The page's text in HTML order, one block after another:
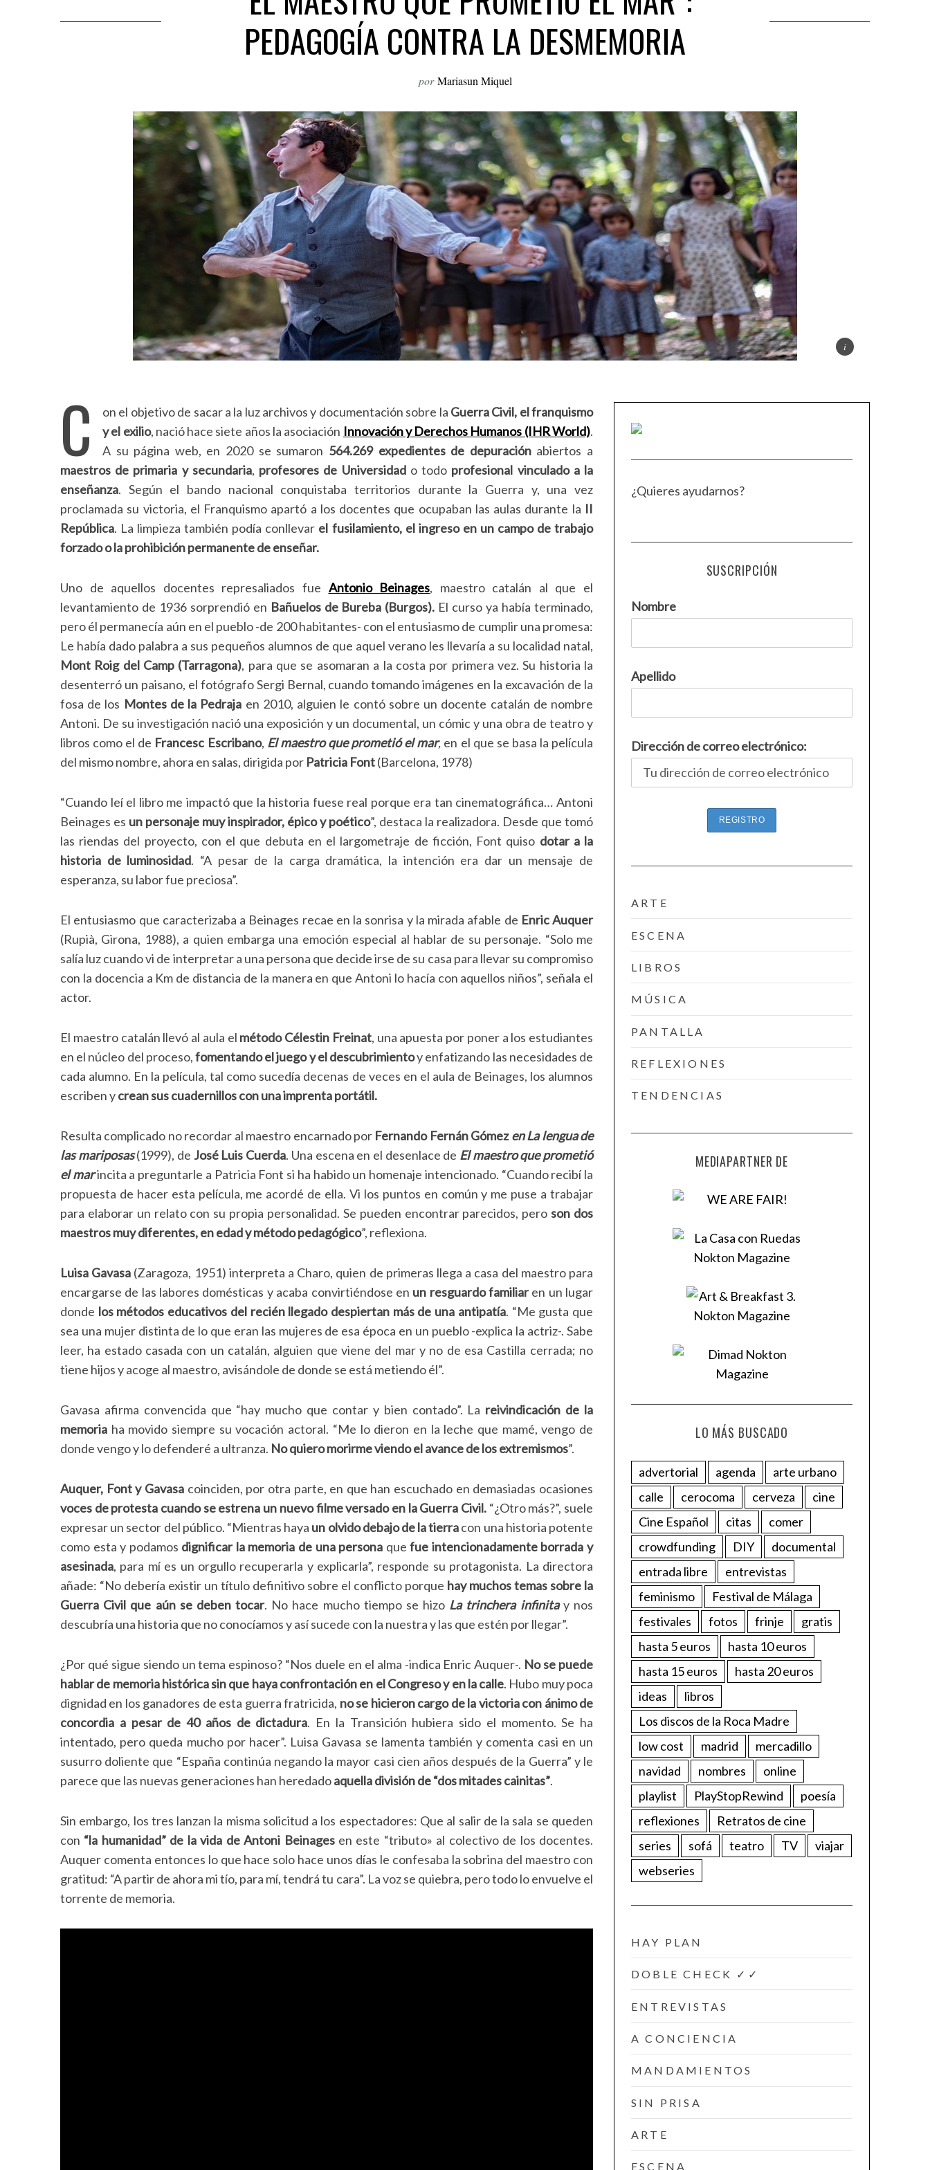
PEDAGOGÍA CONTRA LA DESMEMORIA
por Mariasun Miquel
C on el objetivo de sacar a la luz archivos y documentación sobre la Guerra Civil, el franquismo
y el exilio, nació hace siete años la asociación Innovación y Derechos Humanos (IHR World).
A su página web, en 2020 se sumaron 564.269 expedientes de depuraciónabiertos a
maestros de primaria y secundaria, profesores de Universidado todo profesional vinculado a la
enseñanza. Según el bando nacional conquistaba territorios durante la Guerra y, una vez
proclamada su victoria, el Franquismo apartó a los docentes que ocupaban las aulas durante la II
República. La limpieza también podía conllevar el fusilamiento, el ingreso en un campo de trabajo
forzado o la prohibición permanente de enseñar.
Uno de aquellos docentes represaliados fue Antonio Beinages, maestro catalán al que el
levantamiento de 1936 sorprendió en Bañuelos de Bureba (Burgos). El curso ya había terminado,
pero él permanecía aún en el pueblo -de 200 habitantes- con el entusiasmo de cumplir una promesa:
Le había dado palabra a sus pequeños alumnos de que aquel verano les llevaría a su localidad natal,
Mont Roig del Camp (Tarragona), para que se asomaran a la costa por primera vez. Su historia la
desenterró un paisano, el fotógrafo Sergi Bernal, cuando tomando imágenes en la excavación de la
fosa de los Montes de la Pedraja en 2010, alguien le contó sobre un docente catalán de nombre
Antoni. De su investigación nació una exposición y un documental, un cómic y una obra de teatro y
libros como el de Francesc Escribano, El maestro que prometió el mar, en el que se basa la película
del mismo nombre, ahora en salas, dirigida por Patricia Font(Barcelona, 1978)
“Cuando leí el libro me impactó que la historia fuese real porque era tan cinematográfica… Antoni
Beinages es un personaje muy inspirador, épico y poético”, destaca la realizadora. Desde que tomó
las riendas del proyecto, con el que debuta en el largometraje de ficción, Font quiso dotar a la
historia de luminosidad. “A pesar de la carga dramática, la intención era dar un mensaje de
esperanza, su labor fue preciosa”.
El entusiasmo que caracterizaba a Beinages recae en la sonrisa y la mirada afable de Enric Auquer
(Rupià, Girona, 1988), a quien embarga una emoción especial al hablar de su personaje. “Solo me
salía luz cuando vi de interpretar a una persona que decide irse de su casa para llevar su compromiso
con la docencia a Km de distancia de la manera en que Antoni lo hacía con aquellos niños”, señala el
actor.
El maestro catalán llevó al aula el método Célestin Freinat, una apuesta por poner a los estudiantes
en el núcleo del proceso,fomentando el juego y el descubrimientoy enfatizando las necesidades de
cada alumno. En la película, tal como sucedía decenas de veces en el aula de Beinages, los alumnos
escriben ycrean sus cuadernillos con una imprenta portátil.
Resulta complicado no recordar al maestro encarnado por Fernando Fernán Gómez en La lengua de
las mariposas(1999), de José Luis Cuerda. Una escena en el desenlace de El maestro que prometió
el marincita a preguntarle a Patricia Font si ha habido un homenaje intencionado. “Cuando recibí la
propuesta de hacer esta película, me acordé de ella. Vi los puntos en común y me puse a trabajar
para elaborar un relato con su propia personalidad. Se pueden encontrar parecidos, peroson dos
maestros muy diferentes, en edad y método pedagógico”, reflexiona.
Luisa Gavasa (Zaragoza, 1951) interpreta a Charo, quien de primeras llega a casa del maestro para
encargarse de las labores domésticas y acaba convirtiéndose en un resguardo familiaren un lugar
donde los métodos educativos del recién llegado despiertan más de una antipatía. “Me gusta que
sea una mujer distinta de lo que eran las mujeres de esa época en un pueblo -explica la actriz-. Sabe
leer, ha estado casada con un catalán, alguien que viene del mar y no de esa Castilla cerrada; no
tiene hijos y acoge al maestro, avisándole de donde se está metiendo él”.
Gavasa afirma convencida que “hay mucho que contar y bien contado”. La reivindicación de la
memoria ha movido siempre su vocación actoral. “Me lo dieron en la leche que mamé, vengo de
donde vengo y lo defenderé a ultranza. No quiero morirme viendo el avance de los extremismos”.
Auquer, Font y Gavasacoinciden, por otra parte, en que han escuchado en demasiadas ocasiones
voces de protesta cuando se estrena un nuevo filme versado en la Guerra Civil.“¿Otro más?”, suele
expresar un sector del público. “Mientras haya un olvido debajo de la tierracon una historia potente
como esta y podamos dignificar la memoria de una persona quefue intencionadamente borrada y
asesinada, para mí es un orgullo recuperarla y explicarla”, responde su protagonista. La directora
añade: “No debería existir un título definitivo sobre el conflicto porque hay muchos temas sobre la
Guerra Civil que aún se deben tocar. No hace mucho tiempo se hizo La trinchera infinitay nos
descubría una historia que no conocíamos y así sucede con la nuestra y las que estén por llegar”.
¿Por qué sigue siendo un tema espinoso? “Nos duele en el alma -indica Enric Auquer-. No se puede
hablar de memoria histórica sin que haya confrontación en el Congreso y en la calle. Hubo muy poca
dignidad en los ganadores de esta guerra fratricida, no se hicieron cargo de la victoria con ánimo de
concordia a pesar de 40 años de dictadura. En la Transición hubiera sido el momento. Se ha
intentado, pero queda mucho por hacer”. Luisa Gavasa se lamenta también y comenta casi en un
susurro doliente que “España continúa negando la mayor casi cien años después de la Guerra” y le
parece que las nuevas generaciones han heredadoaquella división de “dos mitades cainitas”.
Sin embargo, los tres lanzan la misma solicitud a los espectadores: Que al salir de la sala se queden
con “la humanidad” de la vida de Antoni Beinagesen este “tributo» al colectivo de los docentes.
Auquer comenta entonces lo que hace solo hace unos días le confesaba la sobrina del maestro con
gratitud: “A partir de ahora mi tío, para mí, tendrá tu cara”. La voz se quiebra, pero todo lo envuelve el
torrente de memoria.
¿Quieres ayudarnos?
SUSCRIPCIÓN
Nombre
Apellido
Dirección de correo electrónico:
ARTE
ESCENA
LIBROS
MÚSICA
PANTALLA
REFLEXIONES
TENDENCIAS
MEDIAPARTNER DE
LO MÁS BUSCADO
advertorial agenda
arte urbano
calle
cerocoma cerveza
cine
Cine Español
citas
comer
crowdfunding
DIY
documental
entrada libre
entrevistas
feminismo
Festival de Málaga
festivales
fotos frinje
gratis
hasta 5 euros
hasta 10 euros
hasta 15 euros
hasta 20 euros
ideas
libros
Los discos de la Roca Madre
low cost
madrid
mercadillo
navidad
nombres
online
playlist
PlayStopRewind
poesía
reflexiones
Retratos de cine
series
sofá teatro TV
viajar
webseries
HAY PLAN
DOBLE CHECK ✓✓
ENTREVISTAS
A CONCIENCIA
MANDAMIENTOS
SIN PRISA
ARTE
ESCENA
a
r
c
h
f
: